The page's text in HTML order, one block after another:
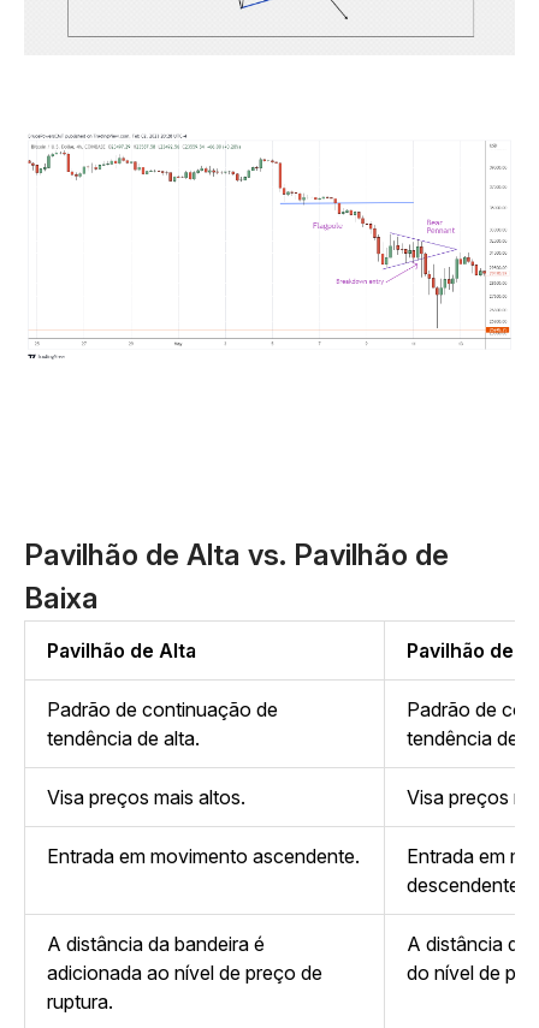
Pavilhão de Alta vs. Pavilhão de
Baixa
Pavilhão de Alta Pavilhão de
Padrão de continuação de
tendência de alta.
Padrão de
tendência de
Visa preços mais altos. Visa preços
Entrada em movimento ascendente.
Entrada em
descendente.
A distância da bandeira é
adicionada ao nível de preço de
ruptura.
A distância da
do nível de